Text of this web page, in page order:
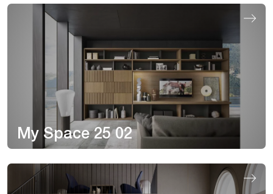
My Space 25 02